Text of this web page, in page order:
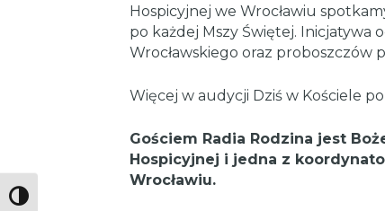
Toggle High Contrast
Hospicyjnej we Wrocławiu
po każdej Mszy Świętej. Inicjatywa
Wrocławskiego oraz proboszczów
Więcej w audycji Dziś w Kościele po
Gościem Radia Rodzina jest
Hospicyjnej i jedna z
Wrocławiu.